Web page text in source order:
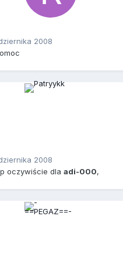
2008
2008
oczywiście dla adi-000,